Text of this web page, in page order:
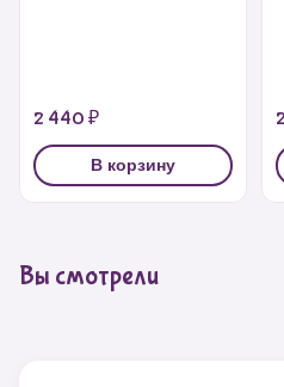
2 440 ₽
В корзину
Вы смотрели